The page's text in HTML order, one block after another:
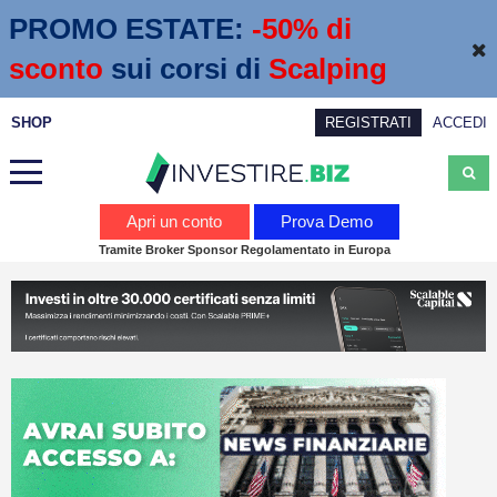
PROMO ESTATE: -50% di
sconto sui corsi di Scalping
SHOP REGISTRATI ACCEDI
Calendario economico
Webinar
Trading
Education
Apri un conto Prova Demo
Tramite Broker Sponsor Regolamentato in Europa